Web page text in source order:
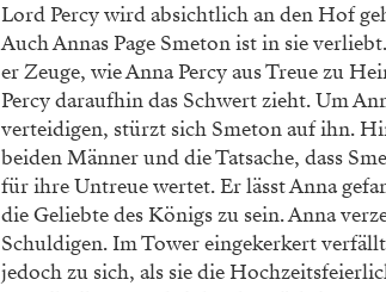
Lord Percy wird absichtlich an den Hof
Auch Annas Page Smeton ist in sie
er Zeuge, wie Anna Percy aus Treue zu
Percy daraufhin das Schwert zieht. Um
verteidigen, stürzt sich Smeton auf ihn.
beiden Männer und die Tatsache, dass
für ihre Untreue wertet. Er lässt Anna
die Geliebte des Königs zu sein. Anna
Schuldigen. Im Tower eingekerkert
jedoch zu sich, als sie die